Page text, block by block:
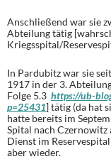
Anschließend war sie
Abteilung tätig
Kriegsspital/
In Pardubitz war sie
1917 in der 3.
Folge 5.3 https://ub-
p=25431] tätig (da hat
hatte bereits im
Spital nach Czernowitz
Dienst im
aber wieder.